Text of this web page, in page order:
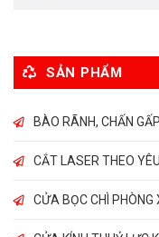
SẢN PHẨM
BÀO RÃNH, CHẤN
CẮT LASER THEO
CỬA BỌC CHÌ PHÒNG